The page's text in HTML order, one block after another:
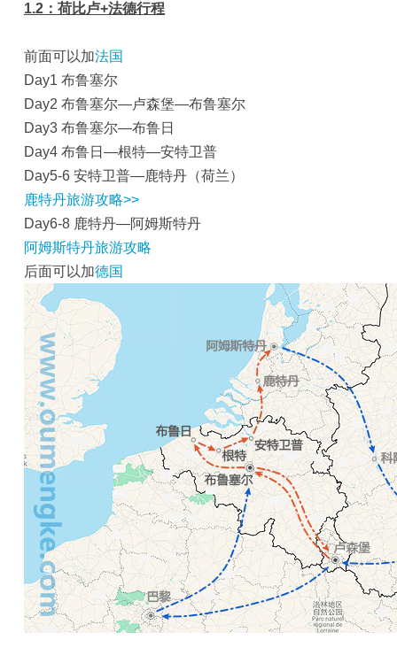
1.2：荷比卢+法德行程
前面可以加法国
Day1 布鲁塞尔
Day2 布鲁塞尔—卢森堡—布鲁塞尔
Day3 布鲁塞尔—布鲁日
Day4 布鲁日—根特—安特卫普
Day5-6 安特卫普—鹿特丹（荷兰）
鹿特丹旅游攻略>>
Day6-8 鹿特丹—阿姆斯特丹
阿姆斯特丹旅游攻略
后面可以加德国